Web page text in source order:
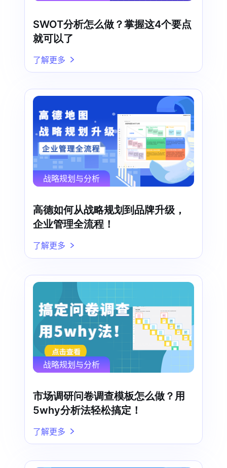
SWOT分析怎么做？掌握这4个要点
就可以了
了解更多
战略规划与分析
高德如何从战略规划到品牌升级，
企业管理全流程！
了解更多
战略规划与分析
市场调研问卷调查模板怎么做？用
5why分析法轻松搞定！
了解更多